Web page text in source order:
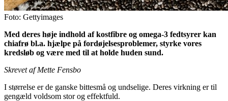
Foto: Gettyimages
Med deres høje indhold af kostfibre og omega-3 fedtsyrer kan
chiafrø bl.a. hjælpe på fordøjelsesproblemer, styrke vores
kredsløb og være med til at holde huden sund.
Skrevet af Mette Fensbo
I størrelse er de ganske bittesmå og undselige. Deres virkning er til
gengæld voldsom stor og effektfuld.